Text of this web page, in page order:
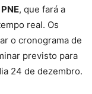
, que fará a
real. Os
o cronograma de
previsto para
24 de dezembro.